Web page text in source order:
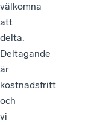
välkomna
att
delta.
Deltagande
är
kostnadsfritt
och
vi